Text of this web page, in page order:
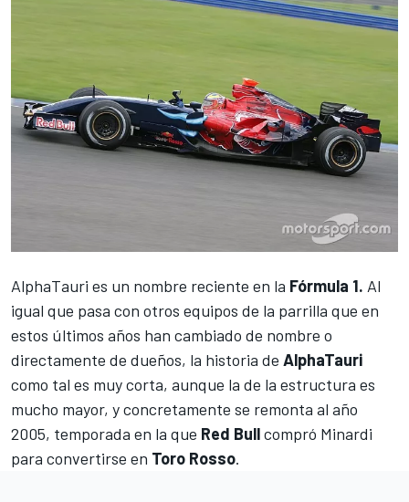
AlphaTauri es un nombre reciente en la Fórmula 1. Al
igual que pasa con otros equipos de la parrilla que en
estos últimos años han cambiado de nombre o
directamente de dueños, la historia de AlphaTauri
como tal es muy corta, aunque la de la estructura es
mucho mayor, y concretamente se remonta al año
2005, temporada en la que Red Bullcompró Minardi
para convertirse en Toro Rosso.